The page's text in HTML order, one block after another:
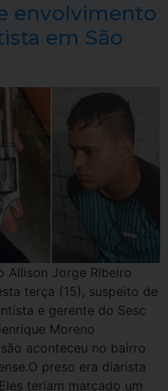
envolvimento
em São
Allison Jorge Ribeiro
terça (15), suspeito de
e gerente do Sesc
Moreno
aconteceu no bairro
preso era diarista
teriam marcado um